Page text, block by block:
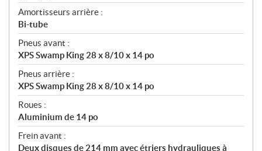
Amortisseurs arrière :
Bi-tube
Pneus avant :
XPS Swamp King 28 x 8/10 x 14 po
Pneus arrière :
XPS Swamp King 28 x 8/10 x 14 po
Roues :
Aluminium de 14 po
Frein avant :
Deux disques de 214 mm avec étriers hydrauliques à